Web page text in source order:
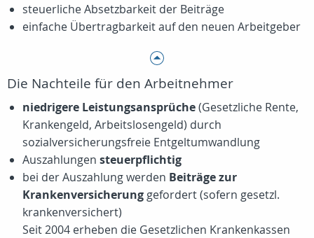
steuerliche Absetzbarkeit der Beiträge
einfache Übertragbarkeit auf den neuen Arbeitgeber
Die Nachteile für den Arbeitnehmer
niedrigere Leistungsansprüche(Gesetzliche Rente,
Krankengeld, Arbeitslosengeld) durch
sozialversicherungsfreie Entgeltumwandlung
Auszahlungen steuerpflichtig
bei der Auszahlung werden Beiträge zur
Krankenversicherung gefordert (sofern gesetzl.
krankenversichert)
Seit 2004 erheben die Gesetzlichen Krankenkassen